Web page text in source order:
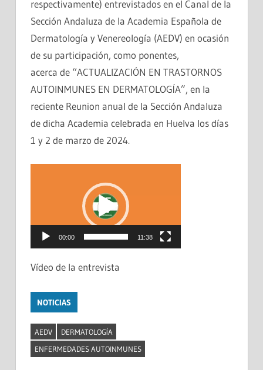
respectivamente) entrevistados en el Canal de la
Sección Andaluza de la Academia Española de
Dermatología y Venereología (AEDV) en ocasión
de su participación, como ponentes,
acerca de “ACTUALIZACIÓN EN TRASTORNOS
AUTOINMUNES EN DERMATOLOGÍA”, en la
reciente Reunion anual de la Sección Andaluza
de dicha Academia celebrada en Huelva los días
1 y 2 de marzo de 2024.
00:00 11:38
Vídeo de la entrevista
NOTICIAS
AEDV
DERMATOLOGÍA
ENFERMEDADES AUTOINMUNES